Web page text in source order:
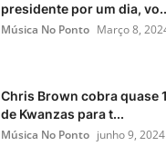
presidente por um dia,
Música No Ponto Março 8,
Chris Brown cobra quase
de Kwanzas para t...
Música No Ponto junho 9, 2024